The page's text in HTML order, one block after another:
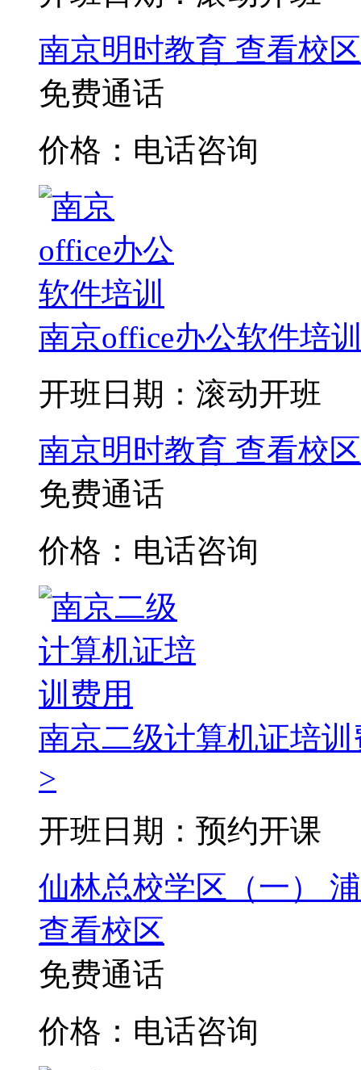
南京明时教育 查看校区
免费通话
价格：电话咨询
南京office办公软件培
开班日期：滚动开班
南京明时教育 查看校区
免费通话
价格：电话咨询
南京二级计算机证培训
>
开班日期：预约开课
仙林总校学区（一）
查看校区
免费通话
价格：电话咨询